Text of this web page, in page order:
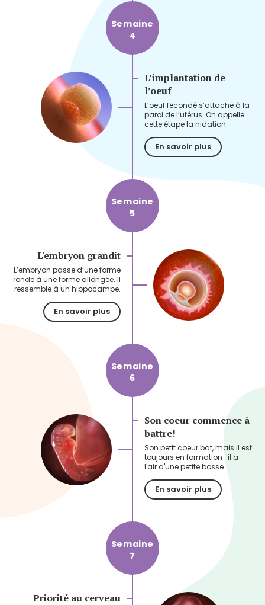
Semaine
4
L’implantation de
l’oeuf
L’oeuf fécondé s’attache à la
paroi de l’utérus. On appelle
cette étape la nidation.
En savoir plus
Semaine
5
L'embryon grandit
L’embryon passe d’une forme
ronde à une forme allongée. Il
ressemble à un hippocampe.
En savoir plus
Semaine
6
Son coeur commence à
battre!
Son petit coeur bat, mais il est
toujours en formation : il a
l'air d'une petite bosse.
En savoir plus
Semaine
7
Priorité au cerveau